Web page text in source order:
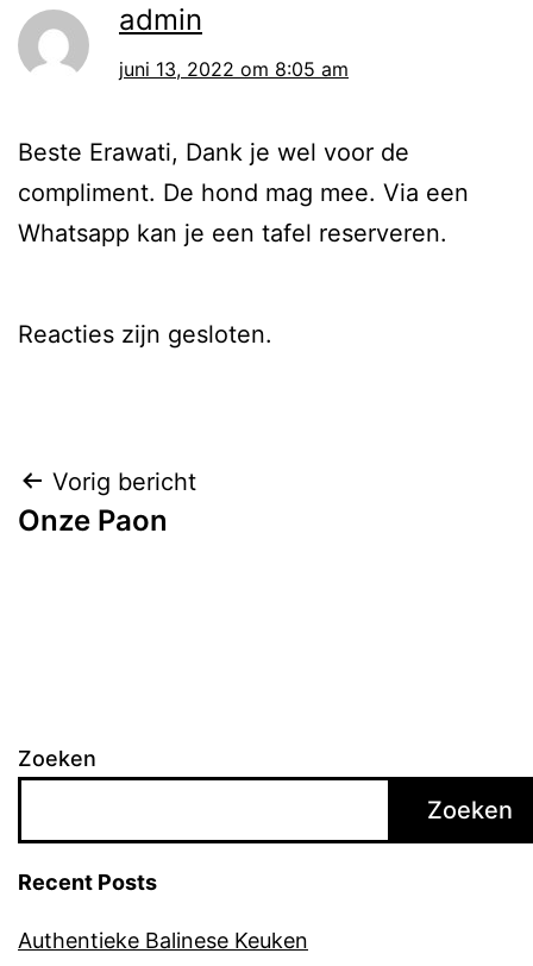
admin
juni 13, 2022 om 8:05 am
Beste Erawati, Dank je wel voor de
compliment. De hond mag mee. Via een
Whatsapp kan je een tafel reserveren.
Reacties zijn gesloten.
Bericht
navigatie
Vorig bericht
Onze Paon
Zoeken
Zoeken
Recent Posts
Authentieke Balinese Keuken